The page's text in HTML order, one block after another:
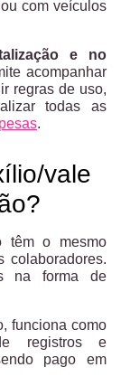
com veículos
e no
acompanhar
regras de uso,
todas as
.
vale
têm o mesmo
na forma de
funciona como
registros e
pago em